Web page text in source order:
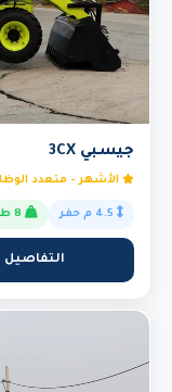
جيسبي 3CX
الأشهر - متعدد
التفاصيل